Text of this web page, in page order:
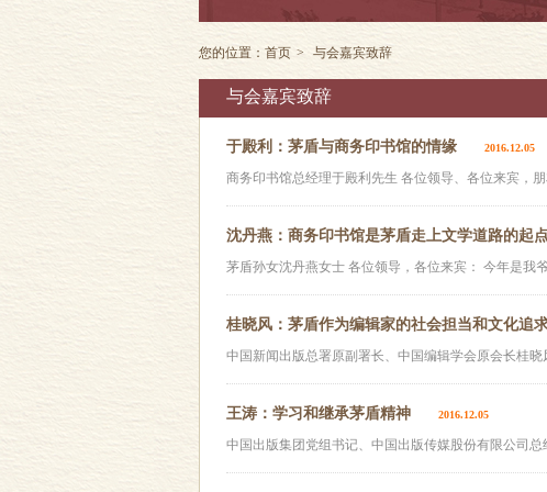
您的位置： 首页 > 与会嘉宾致辞
与会嘉宾致辞
于殿利：茅盾与商务印书馆的情缘 2016.12.05
商务印书馆总经理于殿利先生 各位领导、各位来宾，
沈丹燕：商务印书馆是茅盾走上文学道路的起
茅盾孙女沈丹燕女士 各位领导，各位来宾： 今年是我
桂晓风：茅盾作为编辑家的社会担当和文化追
中国新闻出版总署原副署长、中国编辑学会原会长桂
王涛：学习和继承茅盾精神 2016.12.05
中国出版集团党组书记、中国出版传媒股份有限公司